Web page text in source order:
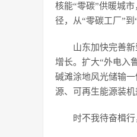
核能“零碳”供暖城
径，从“零碳工厂”
山东加快完善
增长。扩大“外电入
碱滩涂地风光储输
源、可再生能源装
时不我待奋楫行